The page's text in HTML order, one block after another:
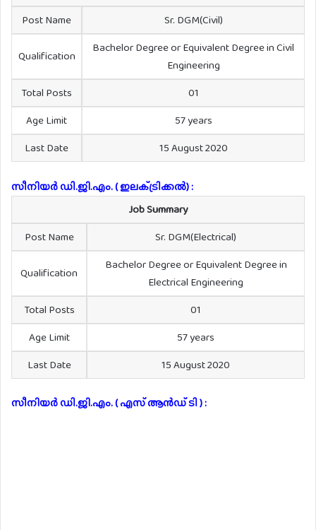
Post Name
Sr. DGM(Civil)
Qualification
Bachelor Degree or Equivalent Degree in Civil
Engineering
Total Posts
01
Age Limit
57 years
Last Date
15 August 2020
സീനിയർ ഡി.ജി.എം. ( ഇലക്‌ട്രിക്കൽ) :
Job Summary
Post Name
Sr. DGM(Electrical)
Qualification
Bachelor Degree or Equivalent Degree in
Electrical Engineering
Total Posts
01
Age Limit
57 years
Last Date
15 August 2020
സീനിയർ ഡി.ജി.എം. ( എസ് ആൻഡ് ടി ) :